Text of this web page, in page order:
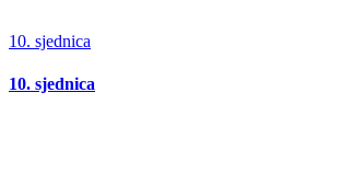
10. sjednica
10. sjednica